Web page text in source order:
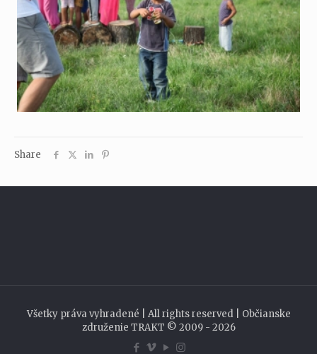
Share
Všetky práva vyhradené | All rights reserved | Občianske
združenie TRAKT © 2009 - 2026